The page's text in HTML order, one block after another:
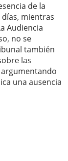
de la
mientras
Audiencia
no se
también
las
argumentando
una ausencia